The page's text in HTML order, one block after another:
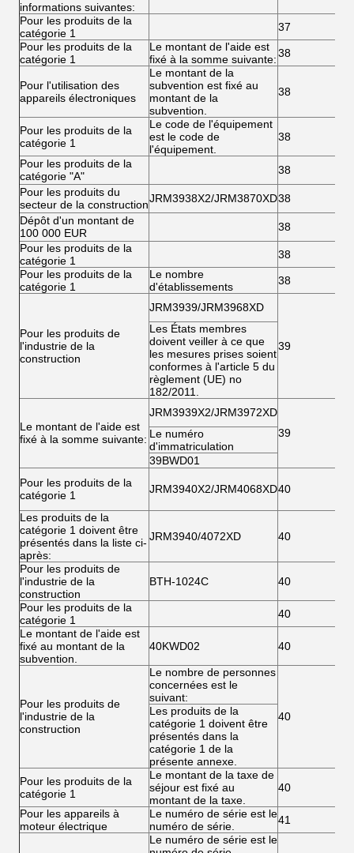
informations suivantes:
Pour les produits de la
catégorie 1
37
Pour les produits de la
catégorie 1
Le montant de l'aide est
fixé à la somme suivante:38
Pour l'utilisation des
appareils électroniques
Le montant de la
subvention est fixé au
montant de la
subvention.
38
Pour les produits de la
catégorie 1
Le code de l'équipement
est le code de
l'équipement.
38
Pour les produits de la
catégorie "A"
38
Pour les produits du
secteur de la constructionJRM3938X2/JRM3870XD38
Dépôt d'un montant de
100 000 EUR
38
Pour les produits de la
catégorie 1
38
Pour les produits de la
catégorie 1
Le nombre
d'établissements
38
Pour les produits de
l'industrie de la
construction
JRM3939/JRM3968XD
39
Les États membres
doivent veiller à ce que
les mesures prises soient
conformes à l'article 5 du
règlement (UE) no
182/2011.
Le montant de l'aide est
fixé à la somme suivante:
JRM3939X2/JRM3972XD
39
Le numéro
d'immatriculation
39BWD01
Pour les produits de la
catégorie 1
JRM3940X2/JRM4068XD40
Les produits de la
catégorie 1 doivent être
présentés dans la liste ci-
après:
JRM3940/4072XD 40
Pour les produits de
l'industrie de la
construction
BTH-1024C 40
Pour les produits de la
catégorie 1
40
Le montant de l'aide est
fixé au montant de la
subvention.
40KWD02 40
Pour les produits de
l'industrie de la
construction
Le nombre de personnes
concernées est le
suivant:
40
Les produits de la
catégorie 1 doivent être
présentés dans la
catégorie 1 de la
présente annexe.
Pour les produits de la
catégorie 1
Le montant de la taxe de
séjour est fixé au
montant de la taxe.
40
Pour les appareils à
moteur électrique
Le numéro de série est le
numéro de série.
41
Le numéro de série est le